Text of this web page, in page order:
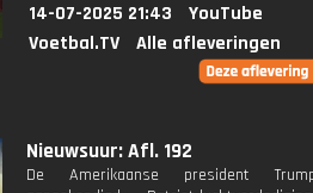
14-07-2025 21:43
YouTube
Voetbal.TV
Alle afleveringen
Nieuwsuur: Afl. 192
De Amerikaanse president